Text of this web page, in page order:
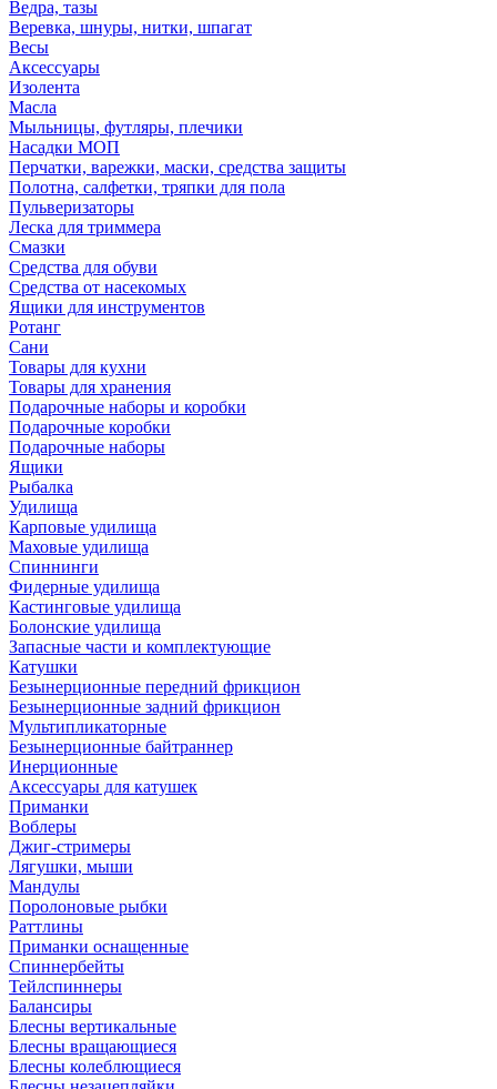
Ведра, тазы
Веревка, шнуры, нитки, шпагат
Весы
Аксессуары
Изолента
Масла
Мыльницы, футляры, плечики
Насадки МОП
Перчатки, варежки, маски, средства защиты
Полотна, салфетки, тряпки для пола
Пульверизаторы
Леска для триммера
Смазки
Средства для обуви
Средства от насекомых
Ящики для инструментов
Ротанг
Сани
Товары для кухни
Товары для хранения
Подарочные наборы и коробки
Подарочные коробки
Подарочные наборы
Ящики
Рыбалка
Удилища
Карповые удилища
Маховые удилища
Спиннинги
Фидерные удилища
Кастинговые удилища
Болонские удилища
Запасные части и комплектующие
Катушки
Безынерционные передний фрикцион
Безынерционные задний фрикцион
Мультипликаторные
Безынерционные байтраннер
Инерционные
Аксессуары для катушек
Приманки
Воблеры
Джиг-стримеры
Лягушки, мыши
Мандулы
Поролоновые рыбки
Раттлины
Приманки оснащенные
Спиннербейты
Тейлспиннеры
Балансиры
Блесны вертикальные
Блесны вращающиеся
Блесны колеблющиеся